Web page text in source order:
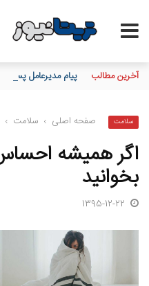
آخرین مطالب پیام مدیرعامل پست‌بانک ایران
سلامت صفحه اصلی › سلامت ›
اگر همیشه
بخوانید
1395-12-22